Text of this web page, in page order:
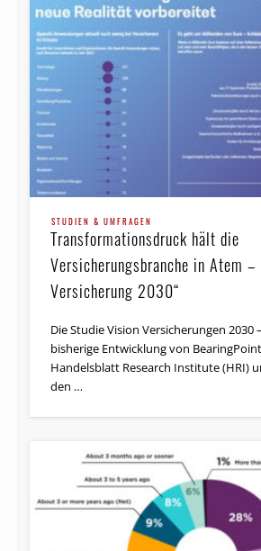
STUDIEN & UMFRAGEN
Transformationsdruck hält die
Versicherungsbranche in Atem –
Versicherung 2030“
Die Studie Vision Versicherungen 2030
bisherige Entwicklung von
Handelsblatt Research Institute (HRI)
den …